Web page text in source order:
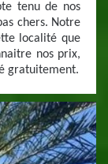
tenu de nos
chers. Notre
localité que
nos prix,
gratuitement.